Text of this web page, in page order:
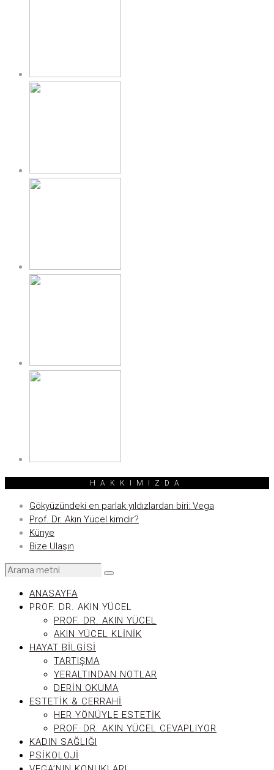
HAKKIMIZDA
Gökyüzündeki en parlak yıldızlardan biri: Vega
Prof. Dr. Akın Yücel kimdir?
Künye
Bize Ulaşın
ANASAYFA
PROF. DR. AKIN YÜCEL
PROF. DR. AKIN YÜCEL
AKIN YÜCEL KLINIK
HAYAT BILGISI
TARTIŞMA
YERALTINDAN NOTLAR
DERIN OKUMA
ESTETIK & CERRAHI
HER YÖNÜYLE ESTETIK
PROF. DR. AKIN YÜCEL CEVAPLIYOR
KADIN SAĞLIĞI
PSIKOLOJI